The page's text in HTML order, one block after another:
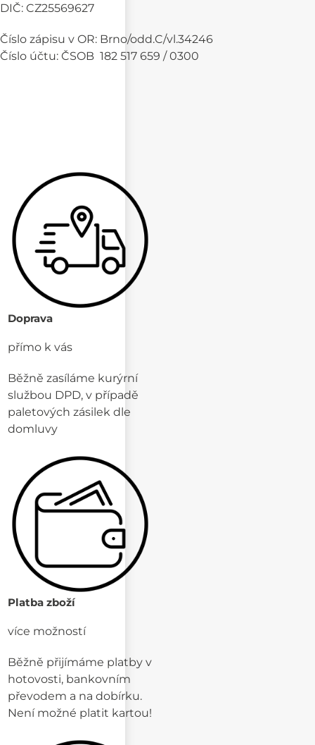
DIČ: CZ25569627
Číslo zápisu v OR: Brno/odd.C/vl.34246
Číslo účtu: ČSOB 182 517 659 / 0300
Doprava
přímo k vás
Běžně zasíláme kurýrní
službou DPD, v případě
paletových zásilek dle
domluvy
Platba zboží
více možností
Běžně přijímáme platby v
hotovosti, bankovním
převodem a na dobírku.
Není možné platit kartou!